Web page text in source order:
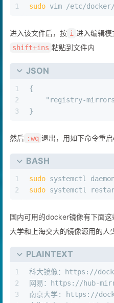
1 sudo vim /etc/docker/
进入该文件后，按 i 进入编辑模
shift+ins 粘贴到文件内
JSON
1
2
3
{
"registry-
}
然后 :wq 退出，用如下命令重
BASH
1
2
sudo systemctl
sudo systemctl
国内可用的docker镜像有下面
大学和上海交大的镜像源用的人
PLAINTEXT
1
2
3
科大镜像：https://
网易：https://hub-
南京大学: https://